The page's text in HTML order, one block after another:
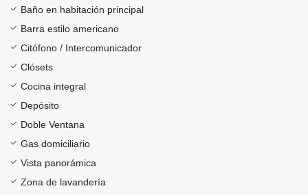
Baño en habitación principal
Barra estilo americano
Citófono / Intercomunicador
Clósets
Cocina integral
Depósito
Doble Ventana
Gas domiciliario
Vista panorámica
Zona de lavandería